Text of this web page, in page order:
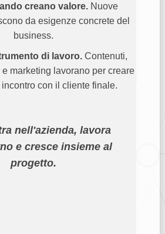
creano valore.Nuove
da esigenze concrete del
business.
di lavoro.Contenuti,
marketing lavorano per creare
con il cliente finale.
nell'azienda, lavora
e cresce insieme al
progetto.